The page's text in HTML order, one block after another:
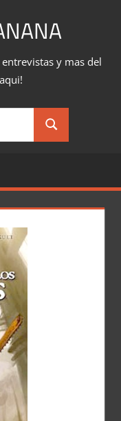
y mas del
Buscar